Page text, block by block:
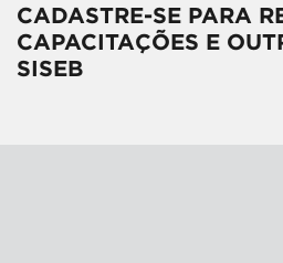
CADASTRE-SE PARA
CAPACITAÇÕES E
SISEB